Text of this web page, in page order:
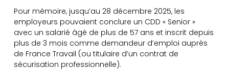
Pour mémoire, jusqu’au 28 décembre 2025, les
employeurs pouvaient conclure un CDD « Senior »
avec un salarié âgé de plus de 57 ans et inscrit depuis
plus de 3 mois comme demandeur d’emploi auprès
de France Travail (ou titulaire d’un contrat de
sécurisation professionnelle).